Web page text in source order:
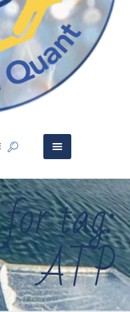
tag:
ATP